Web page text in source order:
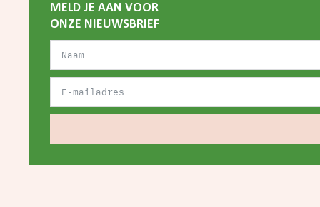
MELD JE AAN VOOR
ONZE NIEUWSBRIEF